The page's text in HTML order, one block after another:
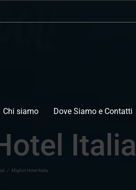
Chi siamo Dove Siamo e Contatti
Italia
/ Migliori Hotel Italia